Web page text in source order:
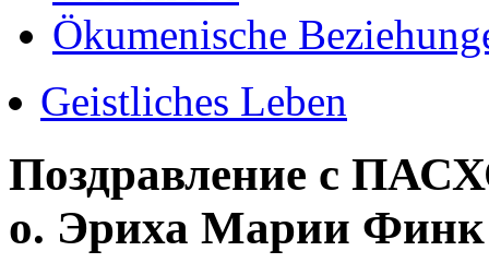
Ökumenische
Geistliches Leben
Поздравление с
о. Эриха Марии Финк